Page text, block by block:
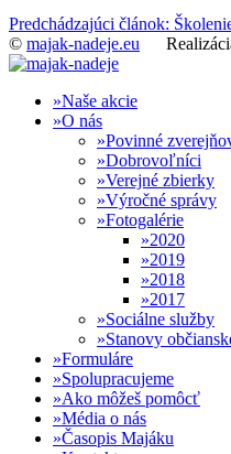
Predchádzajúci článok:
© majak-nadeje.eu
Naše akcie
O nás
Povinné
Dobrovoľníci
Verejné zbierky
Výročné správy
Fotogalérie
2020
2019
2018
2017
Sociálne služby
Stanovy
Formuláre
Spolupracujeme
Ako môžeš pomôcť
Média o nás
Časopis Majáku